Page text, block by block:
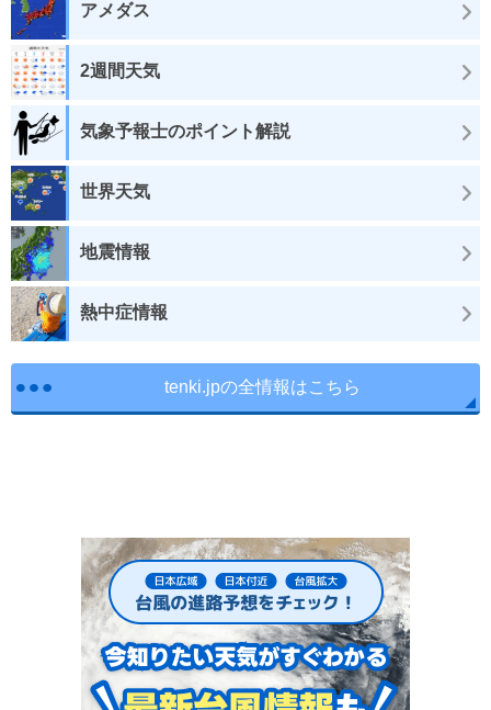
アメダス
2週間天気
気象予報士のポイント解説
世界天気
地震情報
熱中症情報
tenki.jpの全情報はこちら